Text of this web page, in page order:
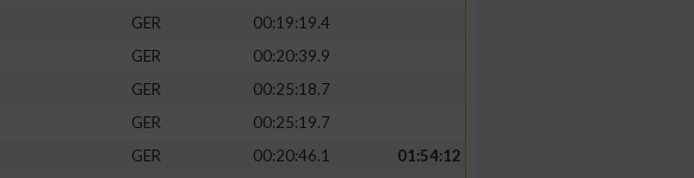
GER
00:19:19.4
GER
00:20:39.9
GER
00:25:18.7
GER
00:25:19.7
GER 00:20:46.1
01:54:12